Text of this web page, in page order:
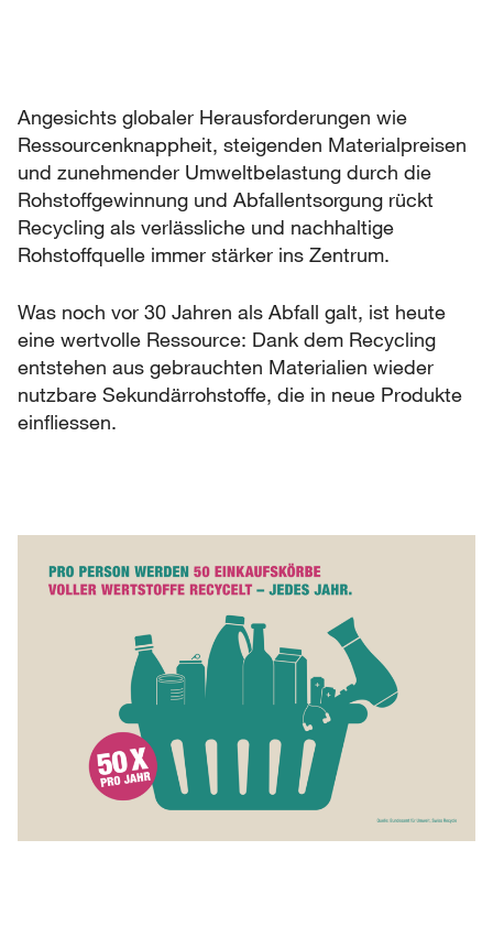
Angesichts globaler Herausforderungen wie
Ressourcenknappheit, steigenden Materialpreisen
und zunehmender Umweltbelastung durch die
Rohstoffgewinnung und Abfallentsorgung rückt
Recycling als verlässliche und nachhaltige
Rohstoffquelle immer stärker ins Zentrum.
Was noch vor 30 Jahren als Abfall galt, ist heute
eine wertvolle Ressource: Dank dem Recycling
entstehen aus gebrauchten Materialien wieder
nutzbare Sekundärrohstoffe, die in neue Produkte
einfliessen.